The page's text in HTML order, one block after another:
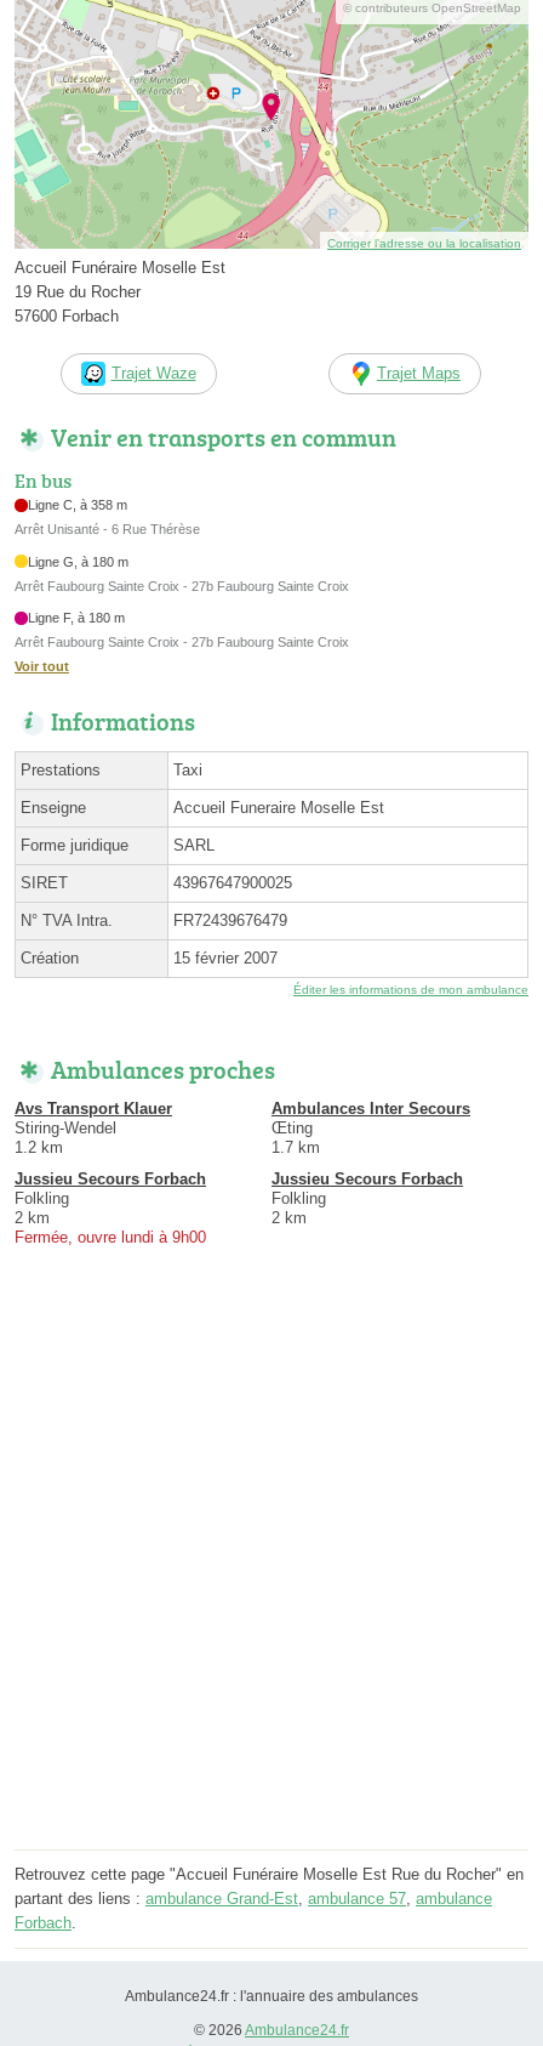
© contributeurs OpenStreetMap
Corriger l’adresse ou la localisation
Accueil Funéraire Moselle Est
19 Rue du Rocher
57600 Forbach
Trajet Waze Trajet Maps
Venir en transports en commun
En bus
Ligne C, à 358 m
Arrêt Unisanté - 6 Rue Thérèse
Ligne G, à 180 m
Arrêt Faubourg Sainte Croix - 27b Faubourg Sainte Croix
Ligne F, à 180 m
Arrêt Faubourg Sainte Croix - 27b Faubourg Sainte Croix
Voir tout
Informations
Prestations Taxi
Enseigne Accueil Funeraire Moselle Est
Forme juridique SARL
SIRET 43967647900025
N° TVA Intra. FR72439676479
Création 15 février 2007
Éditer les informations de mon ambulance
Ambulances proches
Avs Transport Klauer
Stiring-Wendel
1.2 km
Ambulances Inter Secours
Œting
1.7 km
Jussieu Secours Forbach
Folkling
2 km
Fermée, ouvre lundi à 9h00
Jussieu Secours Forbach
Folkling
2 km
Retrouvez cette page "Accueil Funéraire Moselle Est Rue du Rocher" en
partant des liens : ambulance Grand-Est, ambulance 57, ambulance
Forbach.
Ambulance24.fr : l'annuaire des ambulances
© 2026 Ambulance24.fr